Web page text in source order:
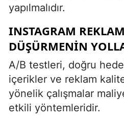
yapılmalıdır.
INSTAGRAM
DÜŞÜRMENIN
A/B testleri, doğru
içerikler ve reklam kalite
yönelik çalışmalar
etkili yöntemleridir.